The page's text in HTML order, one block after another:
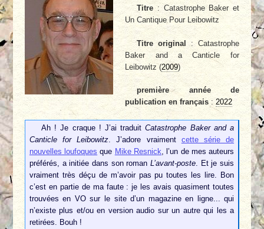
Titre : Catastrophe Baker et
Un Cantique Pour Leibowitz
Titre original : Catastrophe
Baker and a Canticle for
Leibowitz (2009)
première année de
publication en français:2022
Ah ! Je craque ! J’ai traduitCatastrophe Baker and a
Canticle for Leibowitz. J’adore vraiment cette série de
nouvelles loufoques que Mike Resnick, l’un de mes auteurs
préférés, a initiée dans son romanL’avant-poste. Et je suis
vraiment très déçu de m’avoir pas pu toutes les lire. Bon
c’est en partie de ma faute : je les avais quasiment toutes
trouvées en VO sur le site d’un magazine en ligne... qui
n’existe plus et/ou en version audio sur un autre qui les a
retirées. Bouh !